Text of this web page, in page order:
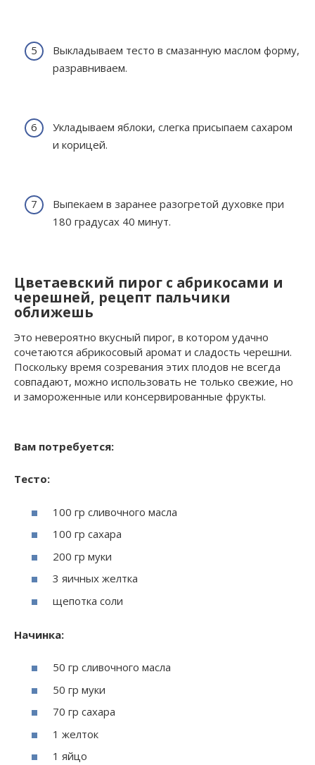
Выкладываем тесто в смазанную маслом форму,
разравниваем.
Укладываем яблоки, слегка присыпаем сахаром
и корицей.
Выпекаем в заранее разогретой духовке при
180 градусах 40 минут.
Цветаевский пирог с абрикосами и
черешней, рецепт пальчики
оближешь
Это невероятно вкусный пирог, в котором удачно
сочетаются абрикосовый аромат и сладость черешни.
Поскольку время созревания этих плодов не всегда
совпадают, можно использовать не только свежие, но
и замороженные или консервированные фрукты.
Вам потребуется:
Тесто:
100 гр сливочного масла
100 гр сахара
200 гр муки
3 яичных желтка
щепотка соли
Начинка:
50 гр сливочного масла
50 гр муки
70 гр сахара
1 желток
1 яйцо